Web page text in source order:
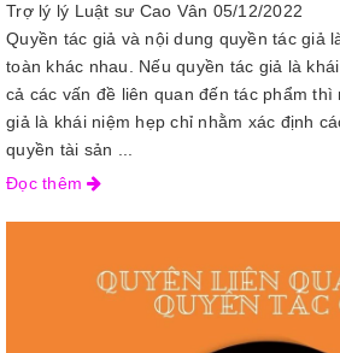
Trợ lý lý Luật sư Cao Vân 05/12/2022
Quyền tác giả và nội dung quyền tác giả
toàn khác nhau. Nếu quyền tác giả là
cả các vấn đề liên quan đến tác phẩm thì
giả là khái niệm hẹp chỉ nhằm xác định
quyền tài sản ...
Đọc thêm